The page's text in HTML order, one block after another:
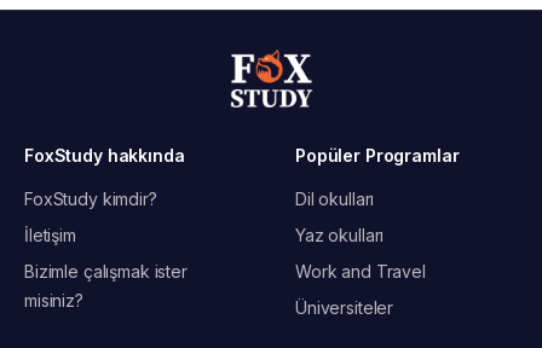
FoxStudy hakkında
FoxStudy kimdir?
İletişim
Bizimle çalışmak ister
misiniz?
Popüler Programlar
Dil okulları
Yaz okulları
Work and Travel
Üniversiteler